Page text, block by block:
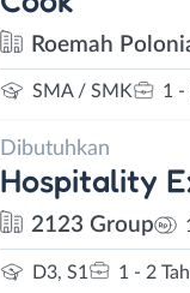
Roemah
SMA / SMK 1 -
Dibutuhkan
Hospitality
2123 Group
D3, S1 1 - 2